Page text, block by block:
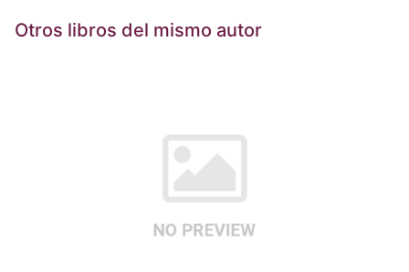
Otros libros del mismo autor